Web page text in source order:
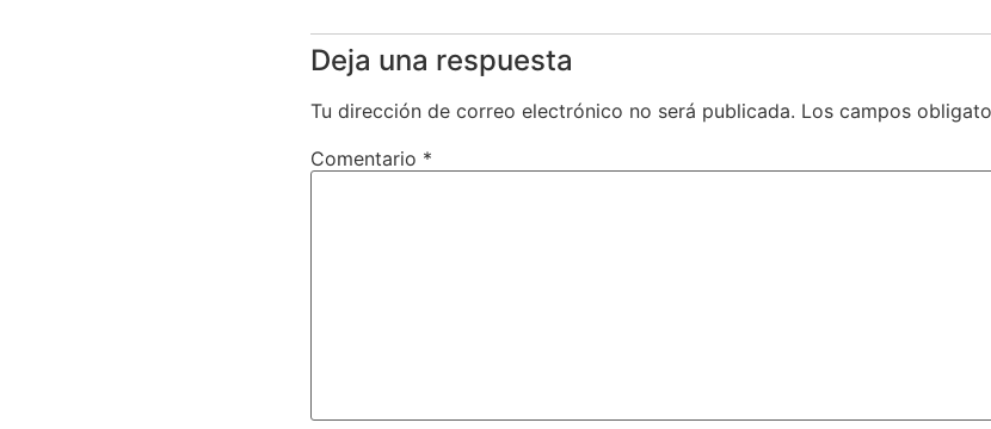
Deja una respuesta
Tu dirección de correo electrónico no será publicada. Los campos
Comentario *